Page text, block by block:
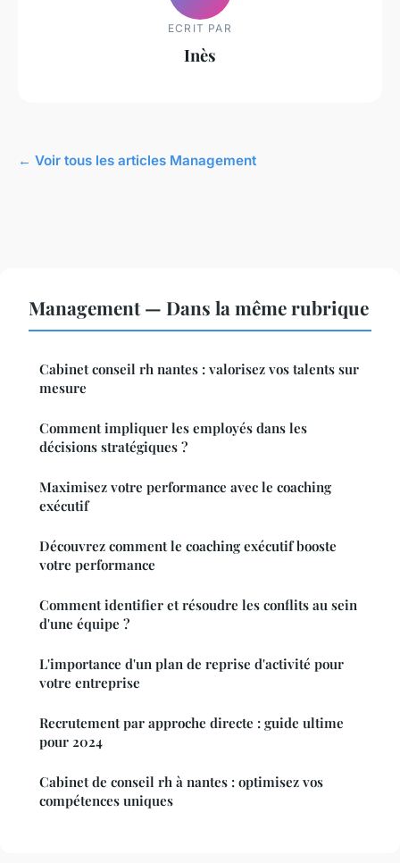
ECRIT PAR
Inès
← Voir tous les articles Management
Management — Dans la même rubrique
Cabinet conseil rh nantes : valorisez vos talents sur
mesure
Comment impliquer les employés dans les
décisions stratégiques ?
Maximisez votre performance avec le coaching
exécutif
Découvrez comment le coaching exécutif booste
votre performance
Comment identifier et résoudre les conflits au sein
d'une équipe ?
L'importance d'un plan de reprise d'activité pour
votre entreprise
Recrutement par approche directe : guide ultime
pour 2024
Cabinet de conseil rh à nantes : optimisez vos
compétences uniques